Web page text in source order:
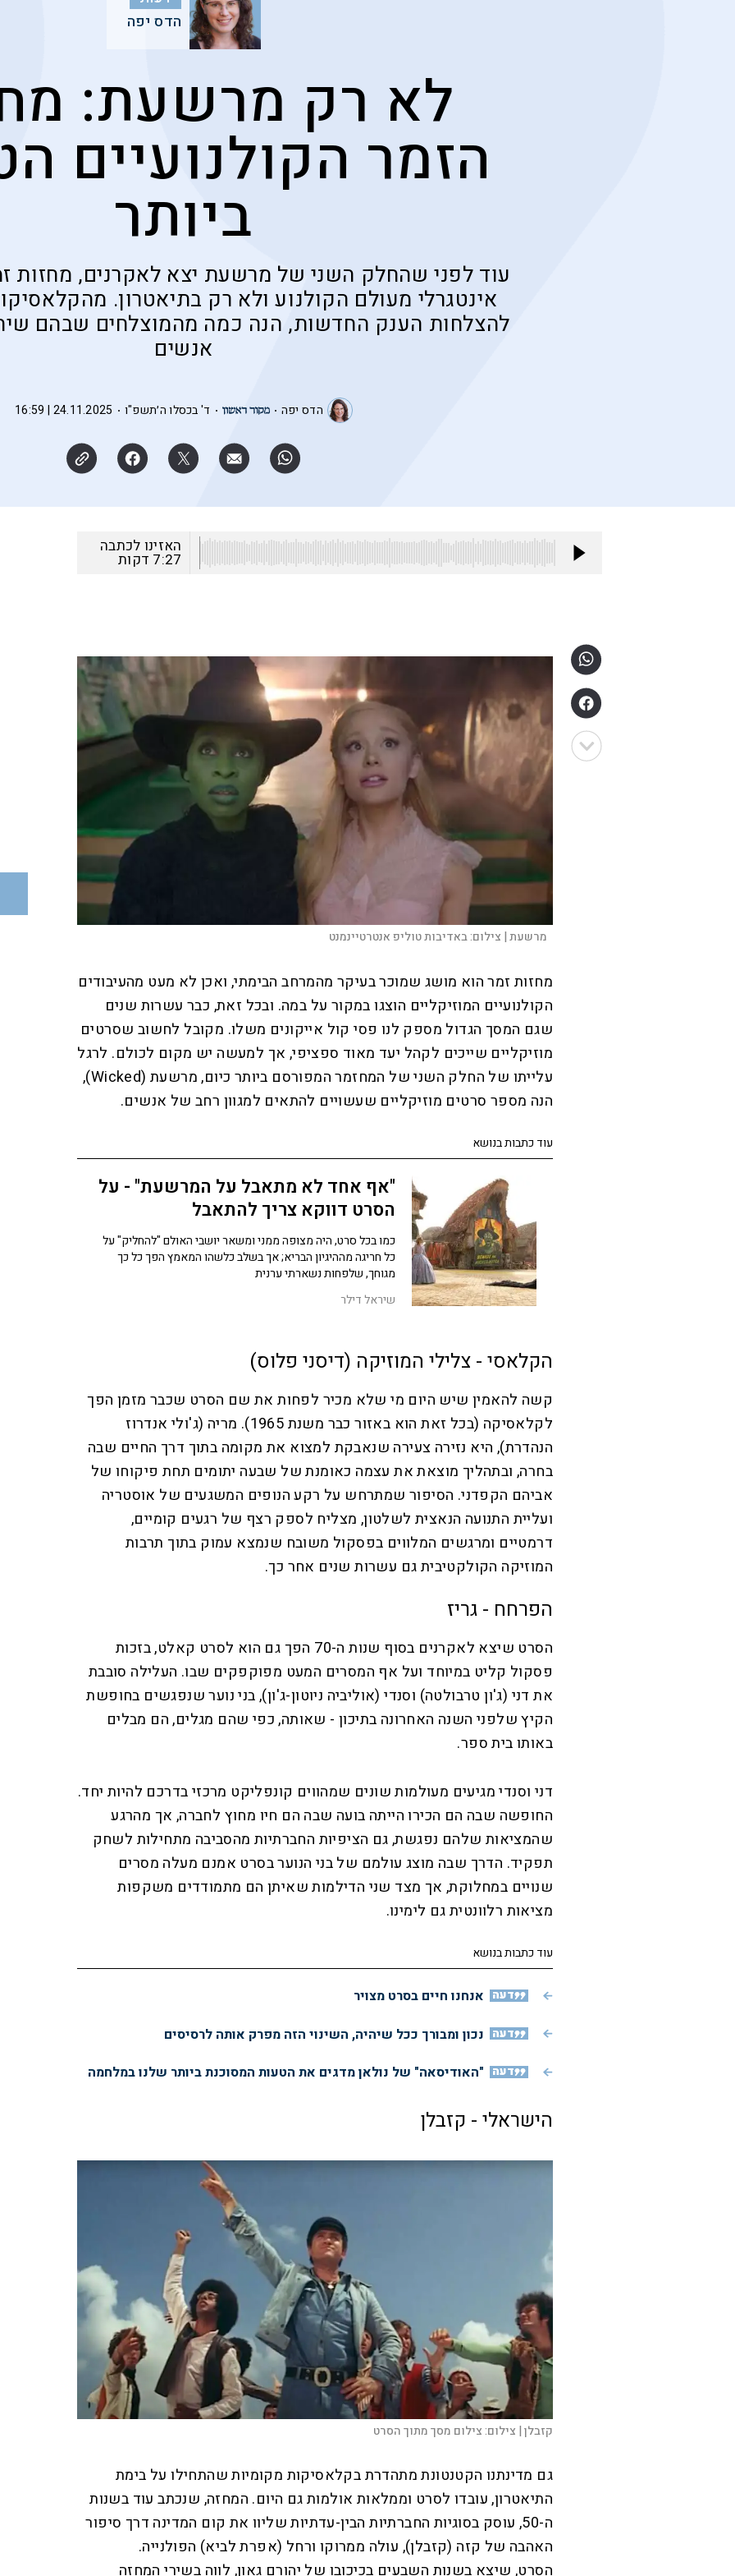
הדס יפה
לא רק מרשעת:
הזמר הקולנועיים
ביותר
עוד לפני שהחלק השני של מרשעת יצא לאקרנים, מחזות
אינטגרלי מעולם הקולנוע ולא רק בתיאטרון.
להצלחות הענק החדשות, הנה כמה מהמוצלחים שבהם
אנשים
הדס יפה ד' בכסלו ה׳תשפ"ו 24.11.2025 | 16:59
האזינו לכתבה
7:27 דקות
מרשעת | צילום:באדיבות טוליפ אנטרטיינמנט
מחזות זמר הוא מושג שמוכר בעיקר מהמרחב הבימתי, ואכן לא מעט מהעיבודים
הקולנועיים המוזיקליים הוצגו במקור על במה. ובכל זאת, כבר עשרות שנים
שגם המסך הגדול מספק לנו פסי קול אייקונים משלו. מקובל לחשוב שסרטים
מוזיקליים שייכים לקהל יעד מאוד ספציפי, אך למעשה יש מקום לכולם. לרגל
עלייתו של החלק השני של המחזמר המפורסם ביותר כיום, מרשעת (Wicked),
הנה מספר סרטים מוזיקליים שעשויים להתאים למגוון רחב של אנשים.
עוד כתבות בנושא
"אף אחד לא מתאבל על המרשעת" - על
הסרט דווקא צריך להתאבל
כמו בכל סרט, היה מצופה ממני ומשאר יושבי האולם "להחליק" על
כל חריגה מההיגיון הבריא; אך בשלב כלשהו המאמץ הפך כל כך
מגוחך, שלפחות נשארתי ערנית
שיראל דילר
הקלאסי - צלילי המוזיקה (דיסני פלוס)
קשה להאמין שיש היום מי שלא מכיר לפחות את שם הסרט שכבר מזמן הפך
לקלאסיקה (בכל זאת הוא באזור כבר משנת 1965). מריה (ג'ולי אנדרוז
הנהדרת), היא נזירה צעירה שנאבקת למצוא את מקומה בתוך דרך החיים שבה
בחרה, ובתהליך מוצאת את עצמה כאומנת של שבעה יתומים תחת פיקוחו של
אביהם הקפדני. הסיפור שמתרחש על רקע הנופים המשגעים של אוסטריה
ועליית התנועה הנאצית לשלטון, מצליח לספק רצף של רגעים קומיים,
דרמטיים ומרגשים המלווים בפסקול משובח שנמצא עמוק בתוך תרבות
המוזיקה הקולקטיבית גם עשרות שנים אחר כך.
הפרחח - גריז
הסרט שיצא לאקרנים בסוף שנות ה-70 הפך גם הוא לסרט קאלט, בזכות
פסקול קליט במיוחד ועל אף המסרים המעט מפוקפקים שבו. העלילה סובבת
את דני (ג'ון טרבולטה) וסנדי (אוליביה ניוטון-ג'ון), בני נוער שנפגשים בחופשת
הקיץ שלפני השנה האחרונה בתיכון - שאותה, כפי שהם מגלים, הם מבלים
באותו בית ספר.
דני וסנדי מגיעים מעולמות שונים שמהווים קונפליקט מרכזי בדרכם להיות יחד.
החופשה שבה הם הכירו הייתה בועה שבה הם חיו מחוץ לחברה, אך מהרגע
שהמציאות שלהם נפגשת, גם הציפיות החברתיות מהסביבה מתחילות לשחק
תפקיד. הדרך שבה מוצג עולמם של בני הנוער בסרט אמנם מעלה מסרים
שנויים במחלוקת, אך מצד שני הדילמות שאיתן הם מתמודדים משקפות
מציאות רלוונטית גם לימינו.
עוד כתבות בנושא
דעה אנחנו חיים בסרט מצויר
דעה נכון ומבורך ככל שיהיה, השינוי הזה מפרק אותה לרסיסים
דעה "האודיסאה" של נולאן מדגים את הטעות המסוכנת ביותר שלנו במלחמה
הישראלי - קזבלן
קזבלן | צילום:צילום מסך מתוך הסרט
גם מדינתנו הקטנטונת מתהדרת בקלאסיקות מקומיות שהתחילו על בימת
התיאטרון, עובדו לסרט וממלאות אולמות גם היום. המחזה, שנכתב עוד בשנות
ה-50, עוסק בסוגיות החברתיות הבין-עדתיות שליוו את קום המדינה דרך סיפור
האהבה של קזה (קזבלן), עולה ממרוקו ורחל (אפרת לביא) הפולנייה.
הסרט, שיצא בשנות השבעים בכיכובו של יהורם גאון, לווה בשירי המחזה